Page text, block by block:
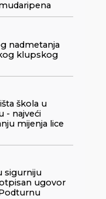
nadmetanja
klupskog
škola u
- najveći
mijenja lice
sigurniju
ugovor